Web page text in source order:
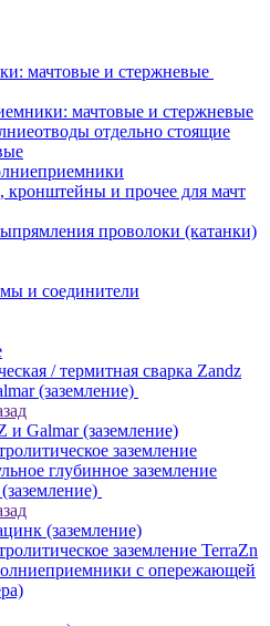
мачтовые и стержневые
мачтовые и стержневые
отдельно стоящие
кронштейны и прочее для мачт
проволоки (катанки)
и соединители
/ термитная сварка Zandz
(заземление)
и Galmar (заземление)
заземление
глубинное заземление
(заземление)
заземление TerraZn
с опережающей